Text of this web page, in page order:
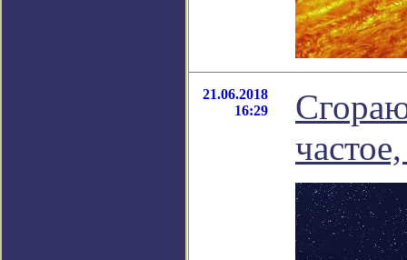
21.06.2018
16:29